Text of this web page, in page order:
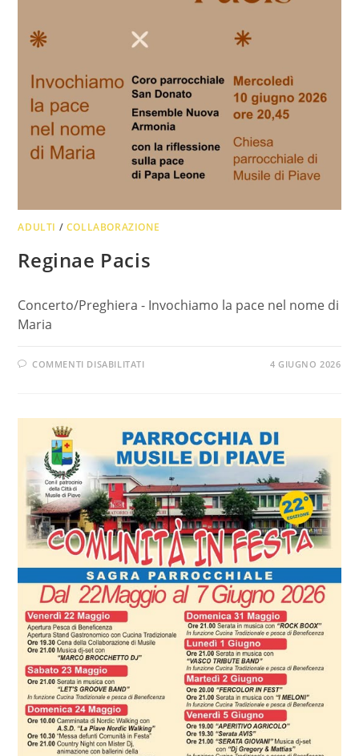
ADULTI / COLLABORAZIONE
Reginae Pacis
Concerto/Preghiera - Invochiamo la pace nel nome di
Maria
COMMENTI DISABILITATISU 4 GIUGNO 2026